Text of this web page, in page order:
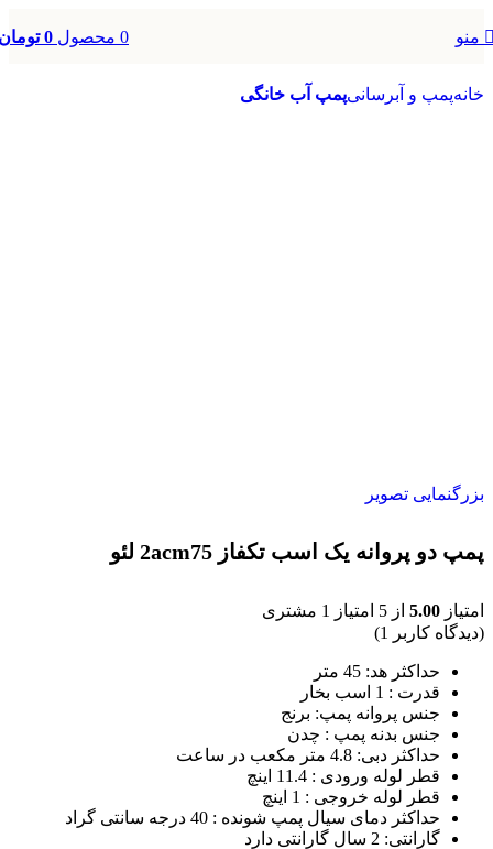
منو 0 محصول 0 تومان
خانهپمپ و آبرسانیپمپ آب خانگی
بزرگنمایی تصویر
پمپ دو پروانه یک اسب تکفاز 2acm75 لئو
امتیاز 5.00از 5 امتیاز 1مشتری
(دیدگاه کاربر
1
)
حداکثر هد: 45 متر
قدرت : 1 اسب بخار
جنس پروانه پمپ: برنج
جنس بدنه پمپ : چدن
حداکثر دبی: 4.8 متر مکعب در ساعت
قطر لوله ورودی : 11.4 اینچ
قطر لوله خروجی : 1 اینچ
حداکثر دمای سیال پمپ شونده : 40 درجه سانتی گراد
گارانتی: 2 سال گارانتی دارد